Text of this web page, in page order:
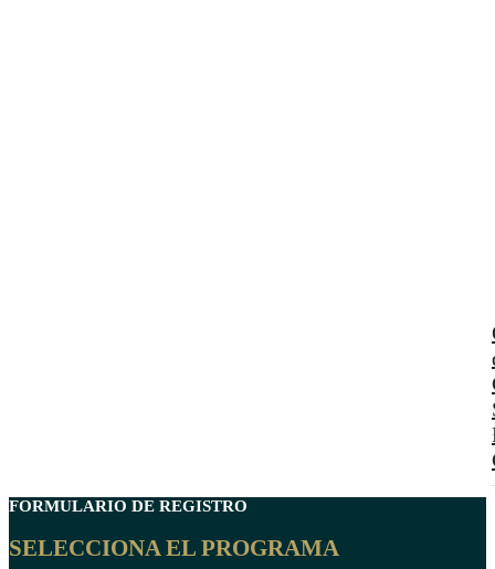
FORMULARIO DE REGISTRO
SELECCIONA EL PROGRAMA